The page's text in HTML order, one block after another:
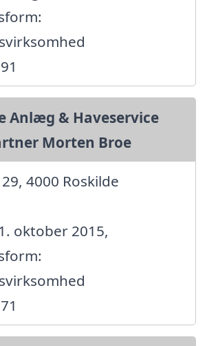
Anlæg & Haveservice
Morten Broe
4000 Roskilde
oktober 2015,